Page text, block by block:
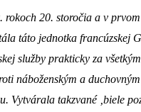
rokoch 20. storočia a v
táto jednotka francúzskej
služby prakticky za
náboženským a
Vytvárala takzvané ‚biele